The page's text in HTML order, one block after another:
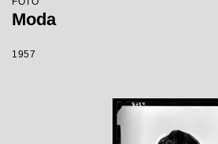
Moda
1957